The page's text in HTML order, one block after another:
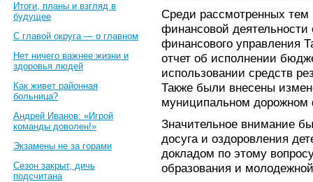
Итоги, планы и взгляд в
будущее
С главой округа — о главном
Нет ничего важнее жизни и
здоровья людей
Как живет районная
больница?
Андрей Иванов: «Игрой
команды доволен!»
Экзамены не за горами
Сезон закрыт, дичь
подсчитана
Среди рассмотренных
финансовой деятельности
финансового управления
отчет об исполнении
использовании средств
Также были внесены
муниципальном дорожном
Значительное внимание
досуга и оздоровления
докладом по этому
образования и